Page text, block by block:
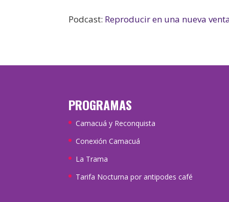
Podcast: Reproducir en una nueva
PROGRAMAS
Camacuá y Reconquista
Conexión Camacuá
La Trama
Tarifa Nocturna por antipodes café